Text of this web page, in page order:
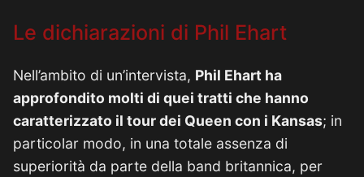
Le dichiarazioni di Phil Ehart
Nell’ambito di un’intervista, Phil Ehart ha
approfondito molti di quei tratti che hanno
caratterizzato il tour dei Queen con i Kansas; in
particolar modo, in una totale assenza di
superiorità da parte della band britannica, per